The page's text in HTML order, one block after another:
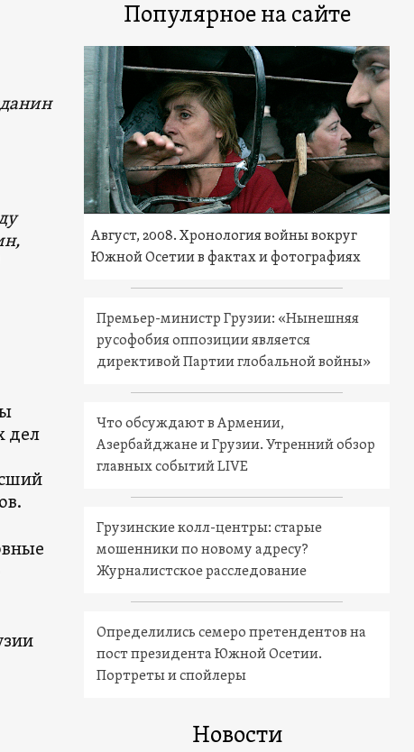
дел
Популярное на сайте
Август, 2008. Хронология войны вокруг
Южной Осетии в фактах и фотографиях
Премьер-министр Грузии: «Нынешняя
русофобия оппозиции является
директивой Партии глобальной войны»
Что обсуждают в Армении,
Азербайджане и Грузии. Утренний обзор
главных событий LIVE
Грузинские колл-центры: старые
мошенники по новому адресу?
Журналистское расследование
Определились семеро претендентов на
пост президента Южной Осетии.
Портреты и спойлеры
Новости